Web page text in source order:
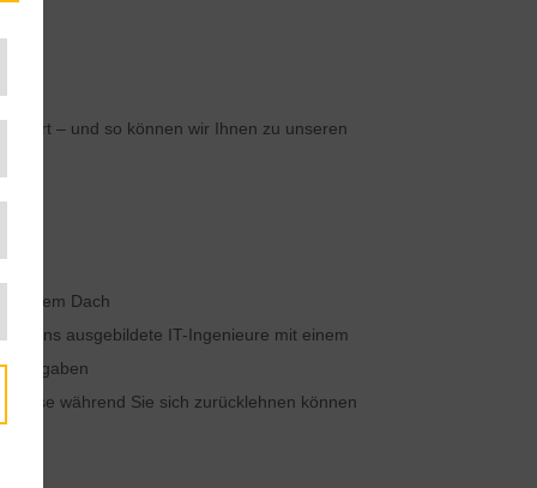
– und so können wir Ihnen zu unseren
einem Dach
ausgebildete IT-Ingenieure mit einem
Aufgaben
während Sie sich zurücklehnen können